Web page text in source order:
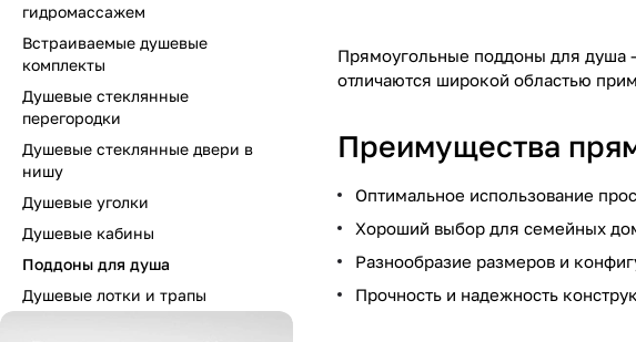
Прямоугольные поддоны для душа
отличаются широкой областью
Преимущества
Оптимальное использование
Хороший выбор для семейных
Разнообразие размеров и
Прочность и надежность
гидромассажем
Встраиваемые душевые
комплекты
Душевые стеклянные
перегородки
Душевые стеклянные двери в
нишу
Душевые уголки
Душевые кабины
Поддоны для душа
Душевые лотки и трапы